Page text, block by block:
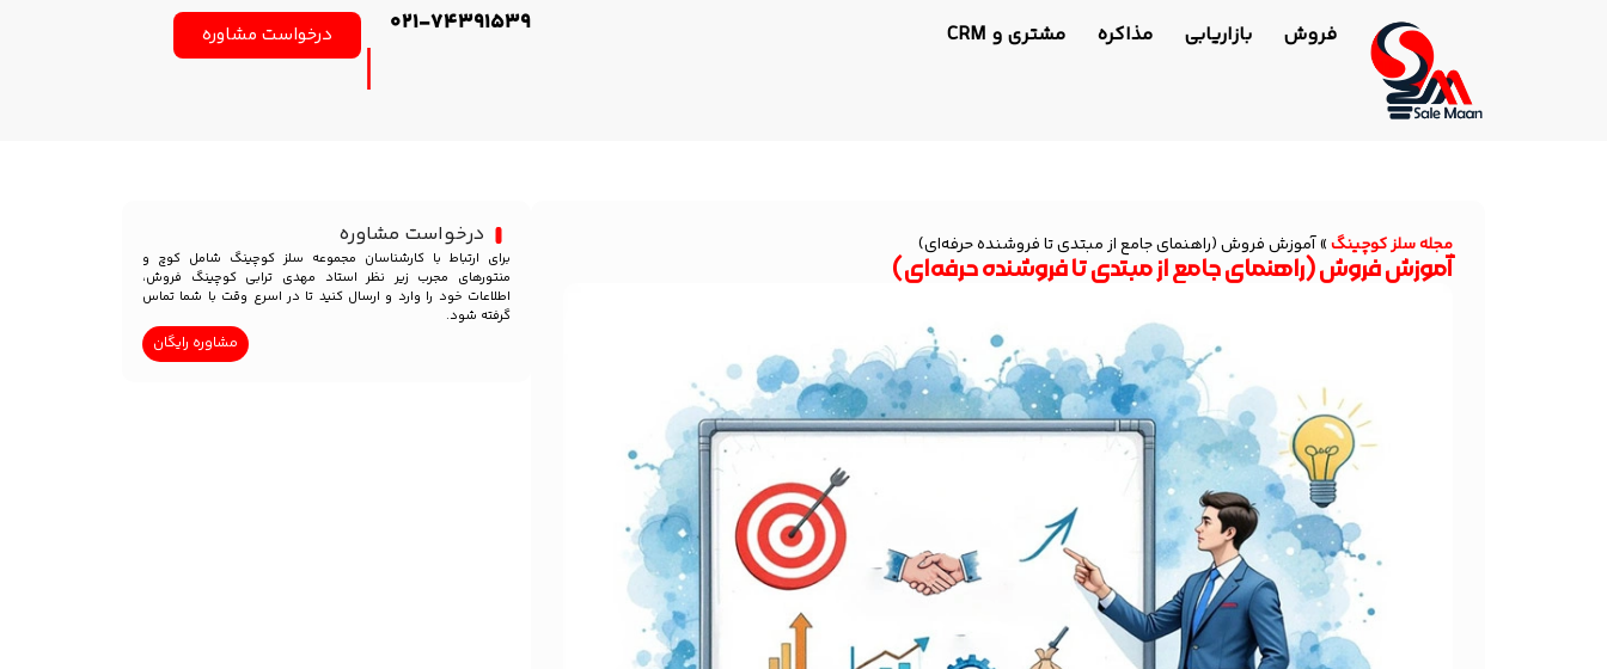
فروش بازاریابی مذاکره مشتری و CRM 021-74391539 درخواست مشاوره
مجله سلز کوچینگ»آموزش فروش (راهنمای جامع از مبتدی تا فروشنده حرفه‌ای)
آموزش فروش (راهنمای جامع از مبتدی تا فروشنده حرفه‌ای)
درخواست مشاوره
برای ارتباط با کارشناسان مجموعه سلز کوچینگ شامل کوچ و
منتورهای مجرب زیر نظر استاد مهدی ترابی کوچینگ فروش،
اطلاعات خود را وارد و ارسال کنید تا در اسرع وقت با شما تماس
گرفته شود.
مشاوره رایگان